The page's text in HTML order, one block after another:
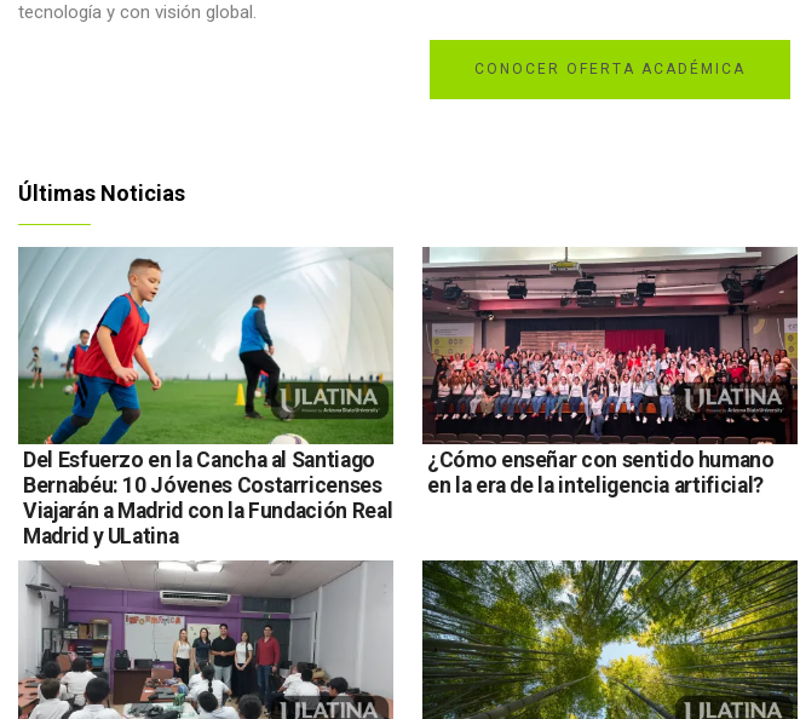
tecnología y con visión global.
CONOCER OFERTA ACADÉMICA
Últimas Noticias
Del Esfuerzo en la Cancha al Santiago
Bernabéu: 10 Jóvenes Costarricenses
Viajarán a Madrid con la Fundación Real
Madrid y ULatina
¿Cómo enseñar con sentido humano
en la era de la inteligencia artificial?